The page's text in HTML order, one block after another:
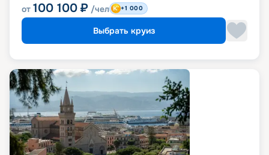
от 100 100 ₽ /чел +1 000
Выбрать круиз